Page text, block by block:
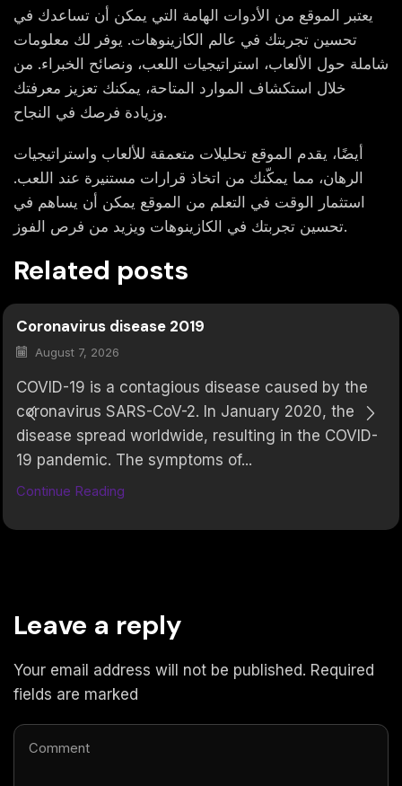
يعتبر الموقع من الأدوات الهامة التي يمكن أن تساعدك في
تحسين تجربتك في عالم الكازينوهات. يوفر لك معلومات
شاملة حول الألعاب، استراتيجيات اللعب، ونصائح الخبراء. من
خلال استكشاف الموارد المتاحة، يمكنك تعزيز معرفتك
وزيادة فرصك في النجاح.
أيضًا، يقدم الموقع تحليلات متعمقة للألعاب واستراتيجيات
الرهان، مما يمكّنك من اتخاذ قرارات مستنيرة عند اللعب.
استثمار الوقت في التعلم من الموقع يمكن أن يساهم في
تحسين تجربتك في الكازينوهات ويزيد من فرص الفوز.
Related posts
Coronavirus disease 2019
August 7, 2026
COVID-19 is a contagious disease caused by the
coronavirus SARS-CoV-2. In January 2020, the
disease spread worldwide, resulting in the COVID-
19 pandemic. The symptoms of...
Continue Reading
Leave a reply
Your email address will not be published. Required
fields are marked